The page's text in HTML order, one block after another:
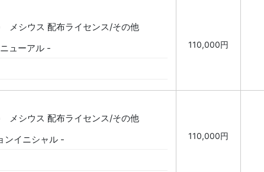
メシウス 配布ライセンス/その他
ューアル -
110,000円
メシウス 配布ライセンス/その他
ンイニシャル -
110,000円